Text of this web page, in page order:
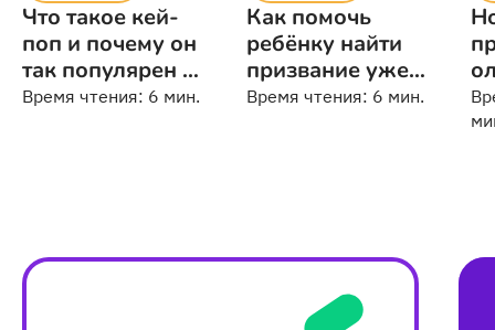
Что такое кей-
поп и почему он
так популярен в
мире
Время чтения: 6 мин.
Как помочь
ребёнку найти
призвание уже в
начальной
Время чтения: 6 мин.